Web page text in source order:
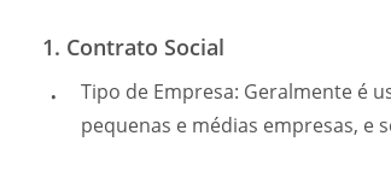
1. Contrato Social
Tipo de Empresa: Geralmente é
pequenas e médias empresas, e